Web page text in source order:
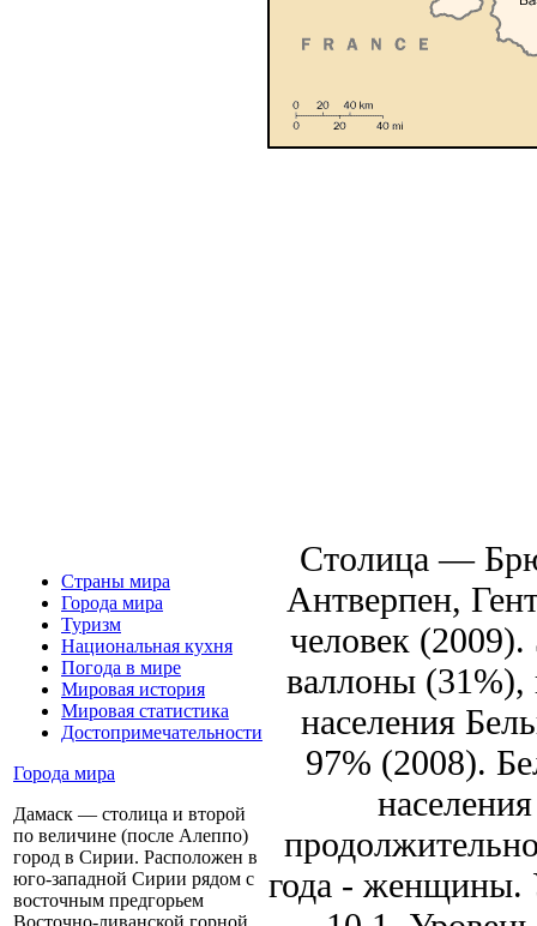
Страны мира
Города мира
Туризм
Национальная кухня
Погода в мире
Мировая история
Мировая статистика
Достопримечательности
Города мира
Дамаск — столица и второй
по величине (после Алеппо)
город в Сирии. Расположен в
юго-западной Сирии рядом с
восточным предгорьем
Восточно-ливанской горной
Столица —
Антверпен,
человек
валлоны
населения
97% (2008).
года - женщины.